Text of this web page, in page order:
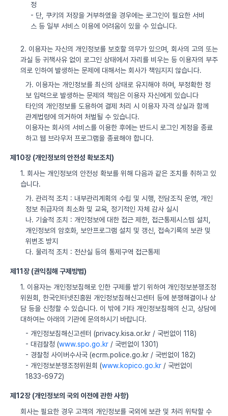
정
- 단, 쿠키의 저장을 거부하였을 경우에는 로그인이 필요한 서비
스 등 일부 서비스 이용에 어려움이 있을 수 있습니다.
2. 이용자는 자신의 개인정보를 보호할 의무가 있으며, 회사의 고의 또는
과실 등 귀책사유 없이 로그인 상태에서 자리를 비우는 등 이용자의 부주
의로 인하여 발생하는 문제에 대해서는 회사가 책임지지 않습니다.
가. 이용자는 개인정보를 최신의 상태로 유지해야 하며, 부정확한 정
보 입력으로 발생하는 문제의 책임은 이용자 자신에게 있습니다
타인의 개인정보를 도용하여 결제 처리 시 이용자 자격 상실과 함께
관계법령에 의거하여 처벌될 수 있습니다.
이용자는 회사의 서비스를 이용한 후에는 반드시 로그인 계정을 종료
하고 웹 브라우저 프로그램을 종료해야 합니다.
제10장 (개인정보의 안전성 확보조치)
1. 회사는 개인정보의 안전성 확보를 위해 다음과 같은 조치를 취하고 있
습니다.
가. 관리적 조치 : 내부관리계획의 수립 및 시행, 전담조직 운영, 개인
정보 취급자의 최소화 및 교육, 정기적인 자체 감사 실시
나. 기술적 조치 : 개인정보에 대한 접근 제한, 접근통제시스템 설치,
개인정보의 암호화, 보안프로그램 설치 및 갱신, 접속기록의 보관 및
위변조 방지
다. 물리적 조치 : 전산실 등의 통제구역 접근통제
제11장 (권익침해 구제방법)
1. 이용자는 개인정보침해로 인한 구제를 받기 위하여 개인정보분쟁조정
위원회, 한국인터넷진흥원 개인정보침해신고센터 등에 분쟁해결이나 상
담 등을 신청할 수 있습니다. 이 밖에 기타 개인정보침해의 신고, 상담에
대하여는 아래의 기관에 문의하시기 바랍니다.
- 개인정보침해신고센터 (privacy.kisa.or.kr / 국번없이 118)
- 대검찰청 (www.spo.go.kr / 국번없이 1301)
- 경찰청 사이버수사국 (ecrm.police.go.kr / 국번없이 182)
- 개인정보분쟁조정위원회 (www.kopico.go.kr / 국번없이
1833-6972)
제12장 (개인정보의 국외 이전에 관한 사항)
회사는 필요한 경우 고객의 개인정보를 국외에 보관 및 처리 위탁할 수